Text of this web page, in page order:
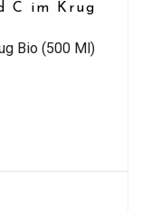
C im Krug
Bio (500 Ml)